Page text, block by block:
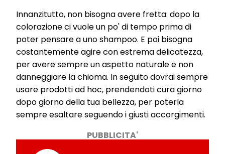
Innanzitutto, non bisogna avere fretta: dopo la
colorazione ci vuole un po' di tempo prima di
poter pensare a uno shampoo. E poi bisogna
costantemente agire con estrema delicatezza,
per avere sempre un aspetto naturale e non
danneggiare la chioma. In seguito dovrai sempre
usare prodotti ad hoc, prendendoti cura giorno
dopo giorno della tua bellezza, per poterla
sempre esaltare seguendo i giusti accorgimenti.
PUBBLICITA'